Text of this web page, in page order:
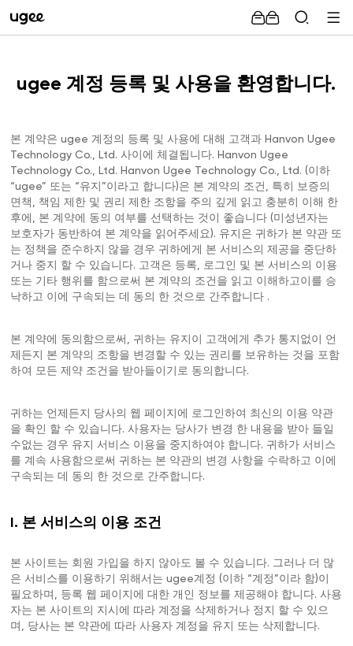
ugee 계정 등록 및 사용을 환영합니다.
본 계약은 ugee 계정의 등록 및 사용에 대해 고객과 Hanvon Ugee
Technology Co., Ltd. 사이에 체결됩니다. Hanvon Ugee
Technology Co., Ltd. Hanvon Ugee Technology Co., Ltd. (이하
“ugee” 또는 “유지”이라고 합니다)은 본 계약의 조건, 특히 보증의
면책, 책임 제한 및 권리 제한 조항을 주의 깊게 읽고 충분히 이해 한
후에, 본 계약에 동의 여부를 선택하는 것이 좋습니다 (미성년자는
보호자가 동반하여 본 계약을 읽어주세요). 유지은 귀하가 본 약관 또
는 정책을 준수하지 않을 경우 귀하에게 본 서비스의 제공을 중단하
거나 중지 할 수 있습니다. 고객은 등록, 로그인 및 본 서비스의 이용
또는 기타 행위를 함으로써 본 계약의 조건을 읽고 이해하고이를 승
낙하고 이에 구속되는 데 동의 한 것으로 간주합니다 .
본 계약에 동의함으로써, 귀하는 유지이 고객에게 추가 통지없이 언
제든지 본 계약의 조항을 변경할 수 있는 권리를 보유하는 것을 포함
하여 모든 제약 조건을 받아들이기로 동의합니다.
귀하는 언제든지 당사의 웹 페이지에 로그인하여 최신의 이용 약관
을 확인 할 수 있습니다. 사용자는 당사가 변경 한 내용을 받아 들일
수없는 경우 유지 서비스 이용을 중지하여야 합니다. 귀하가 서비스
를 계속 사용함으로써 귀하는 본 약관의 변경 사항을 수락하고 이에
구속되는 데 동의 한 것으로 간주합니다.
I. 본 서비스의 이용 조건
본 사이트는 회원 가입을 하지 않아도 볼 수 있습니다. 그러나 더 많
은 서비스를 이용하기 위해서는 ugee계정 (이하 “계정”이라 함)이
필요하며, 등록 웹 페이지에 대한 개인 정보를 제공해야 합니다. 사용
자는 본 사이트의 지시에 따라 계정을 삭제하거나 정지 할 수 있으
며, 당사는 본 약관에 따라 사용자 계정을 유지 또는 삭제합니다.